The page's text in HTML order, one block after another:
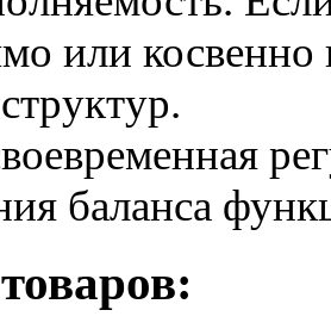
или косвенно
баланса